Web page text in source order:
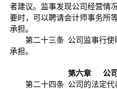
者建议。监事发现公司经营情
要时，可以聘请会计师事务所
承担。
第二十三条 公司监事行使
承担。
第六章
公
第二十四条 公司的法定代